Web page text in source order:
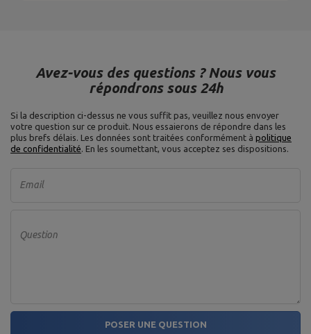
Avez-vous des questions ? Nous vous
répondrons sous 24h
Si la description ci-dessus ne vous suffit pas, veuillez nous envoyer
votre question sur ce produit. Nous essaierons de répondre dans les
plus brefs délais. Les données sont traitées conformément à politique
de confidentialité. En les soumettant, vous acceptez ses dispositions.
Email
Question
POSER UNE QUESTION